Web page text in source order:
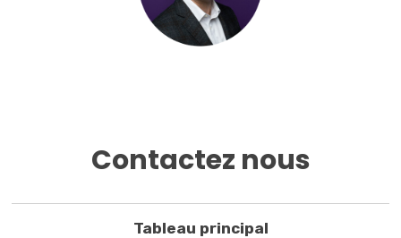
Contactez nous
Tableau principal